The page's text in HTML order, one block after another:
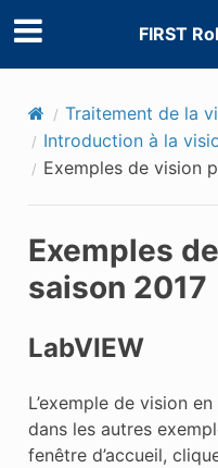
FIRST
Traitement de la
Introduction à la
Exemples de vision
Exemples
saison 2017
LabVIEW
L’exemple de vision
dans les autres
fenêtre d’accueil,